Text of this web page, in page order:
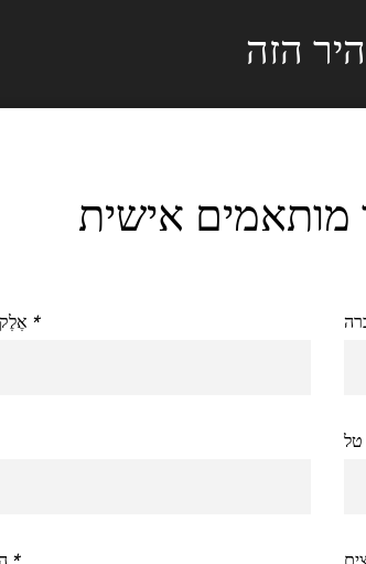
הזה
אישית
*
טל
*